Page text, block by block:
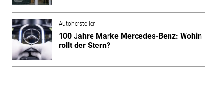
Autohersteller
100 Jahre Marke Mercedes-Benz: Wohin
rollt der Stern?